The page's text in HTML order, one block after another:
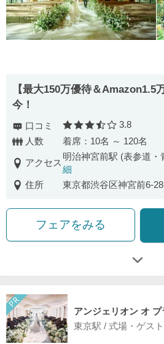
【最⼤150万優待＆Amazon1.5
今！
口コミ 口コミ評価
3.8
人数
着席：10名 ～ 120名
アクセス
明治神宮前駅 (表参道・
細
住所
東京都渋谷区神宮前6-
フェアをみる
アンジェリオン オ
東京駅 / 式場・ゲス